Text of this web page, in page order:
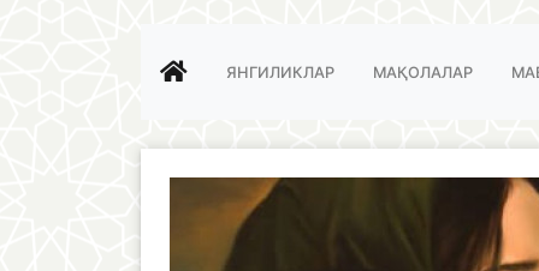
ЯНГИЛИКЛАР МАҚОЛАЛАР